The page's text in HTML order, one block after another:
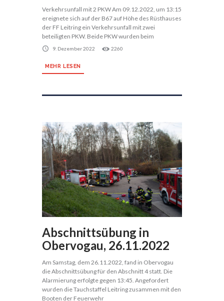
Verkehrsunfall mit 2 PKW Am 09.12.2022, um 13:15
ereignete sich auf der B67 auf Höhe des Rüsthauses
der FF Leitring ein Verkehrsunfall mit zwei
beteiligten PKW. Beide PKW wurden beim
9. Dezember 2022 2260
MEHR LESEN
Abschnittsübung in
Obervogau, 26.11.2022
Am Samstag, dem 26.11.2022, fand in Obervogau
die Abschnittsübung für den Abschnitt 4 statt. Die
Alarmierung erfolgte gegen 13:45. Angefordert
wurden die Tauchstaffel Leitring zusammen mit den
Booten der Feuerwehr